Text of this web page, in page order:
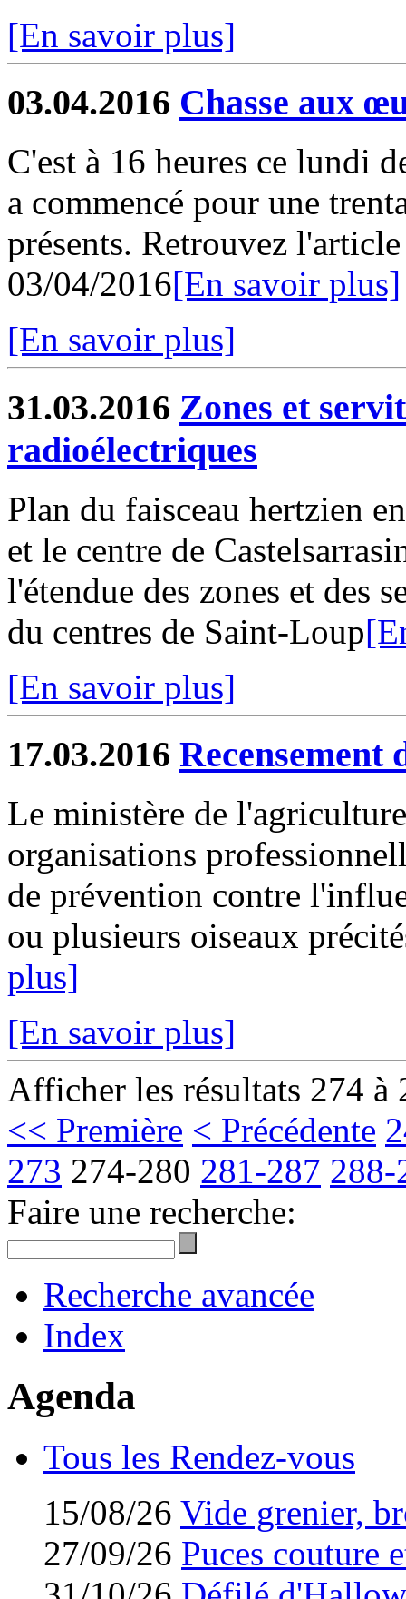
[En savoir plus]
03.04.2016 Chasse aux
C'est à 16 heures ce lundi
a commencé pour une
présents. Retrouvez
03/04/2016[En savoir plus]
[En savoir plus]
31.03.2016 Zones et
radioélectriques
Plan du faisceau hertzien
et le centre de
l'étendue des zones et des
du centres de Saint-Loup
[En savoir plus]
17.03.2016 Recensement
Le ministère de
organisations
de prévention contre
ou plusieurs oiseaux
plus]
[En savoir plus]
Afficher les résultats 274 à
<< Première < Précédente
273 274-280 281-287 288-
Faire une recherche:
Recherche avancée
Index
Agenda
Tous les Rendez-vous
15/08/26 Vide grenier,
27/09/26 Puces couture